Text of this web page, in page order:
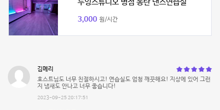
두잉스튜디오 병점 동탄 댄스연습실
3,000 원/시간
김메리
호스트님도 너무 친절하시고! 연습실도 엄청 깨끗해요! 지상에 있어 그런
지 냄새도 안나고 너무 좋습니다!
2023-09-25 20:17:51